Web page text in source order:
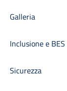
Galleria
Inclusione e BES
Sicurezza